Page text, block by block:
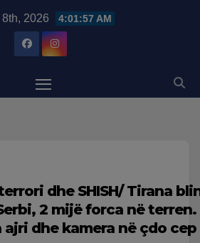
2026 4:01:58 AM
dhe SHISH/ Tirana
2 mijë forca në
dhe kamera në çdo cep